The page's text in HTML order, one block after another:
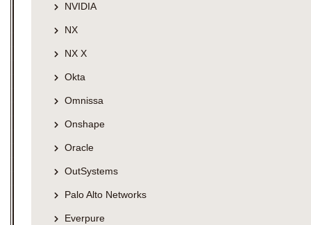
NVIDIA
NX
NX X
Okta
Omnissa
Onshape
Oracle
OutSystems
Palo Alto Networks
Everpure